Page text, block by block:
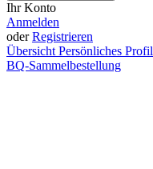
Ihr Konto
Anmelden
oderRegistrieren
Übersicht Persönliches Profil
BQ-Sammelbestellung